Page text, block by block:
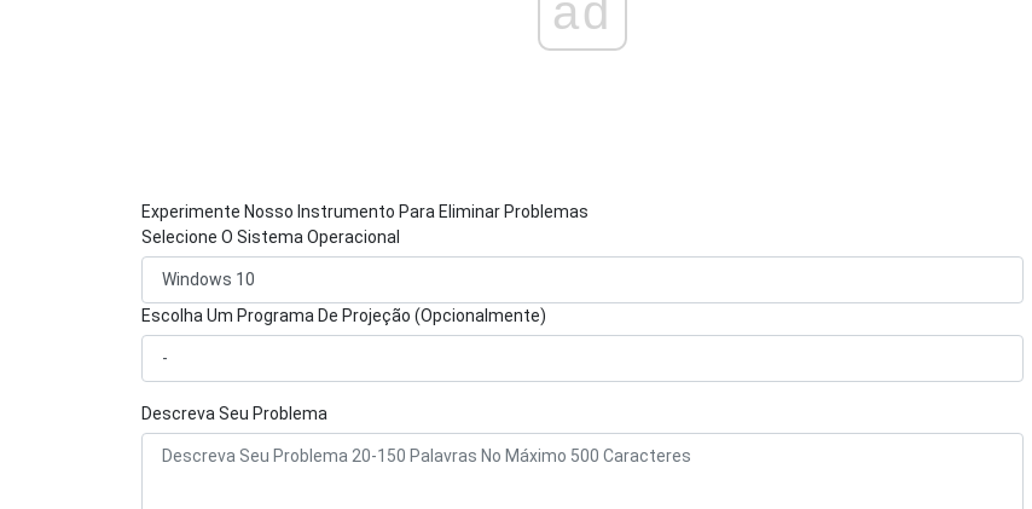
ad
Experimente Nosso Instrumento Para Eliminar Problemas
Selecione O Sistema Operacional
Escolha Um Programa De Projeção (Opcionalmente)
Descreva Seu Problema